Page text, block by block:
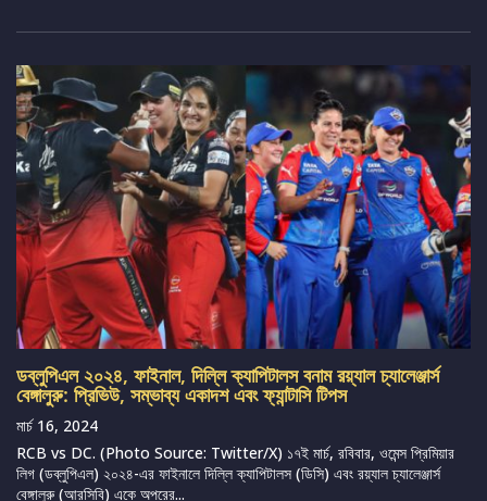
ডব্লুপিএল ২০২৪, ফাইনাল, দিল্লি ক্যাপিটালস বনাম রয়্যাল চ্যালেঞ্জার্স
বেঙ্গালুরু: প্রিভিউ, সম্ভাব্য একাদশ এবং ফ্যান্টাসি টিপস
মার্চ 16, 2024
RCB vs DC. (Photo Source: Twitter/X) ১৭ই মার্চ, রবিবার, ওমেন্স প্রিমিয়ার
লিগ (ডব্লুপিএল) ২০২৪-এর ফাইনালে দিল্লি ক্যাপিটালস (ডিসি) এবং রয়্যাল চ্যালেঞ্জার্স
বেঙ্গালুরু (আরসিবি) একে অপরের...